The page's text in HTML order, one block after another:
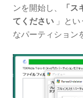
ンを開始し、
「
てください 」と
なパーティション